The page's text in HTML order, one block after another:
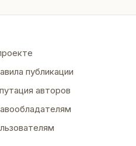
публикации
авторов